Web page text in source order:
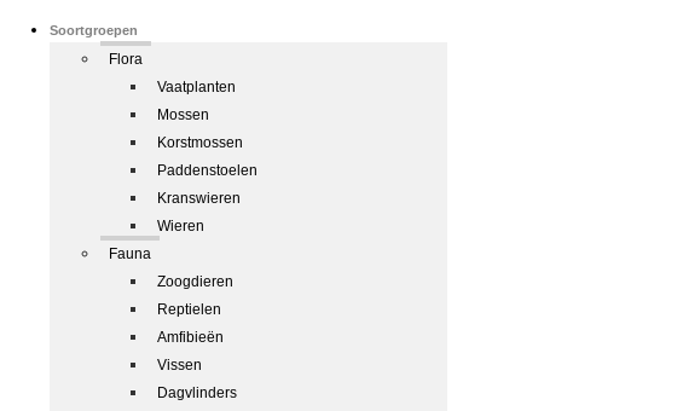
Soortgroepen
Flora
Vaatplanten
Mossen
Korstmossen
Paddenstoelen
Kranswieren
Wieren
Fauna
Zoogdieren
Reptielen
Amfibieën
Vissen
Dagvlinders